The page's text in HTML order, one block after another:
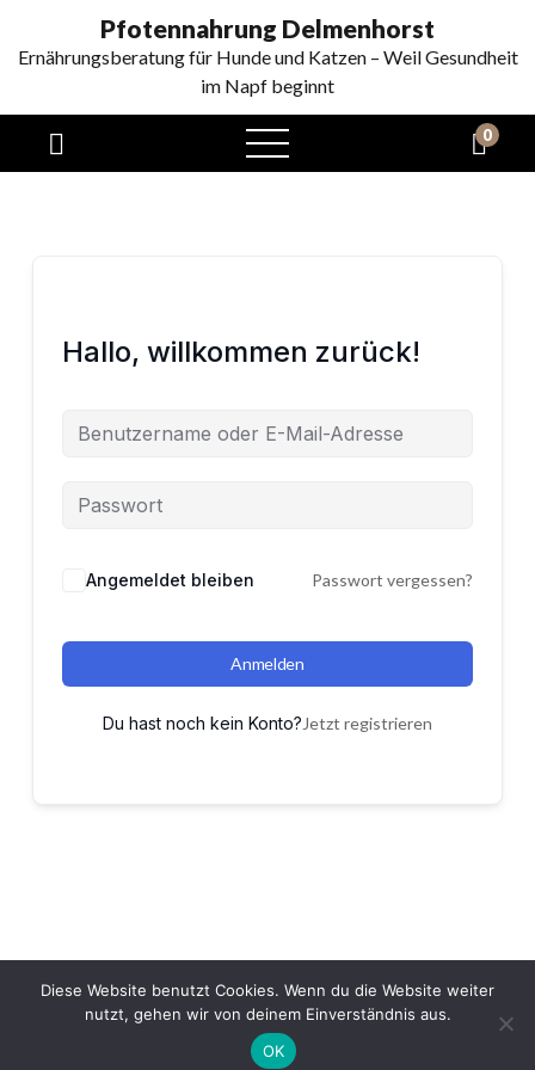
Pfotennahrung Delmenhorst
Ernährungsberatung für Hunde und Katzen – Weil Gesundheit
im Napf beginnt
0
Hallo, willkommen zurück!
Angemeldet bleiben Passwort vergessen?
Anmelden
Du hast noch kein Konto? Jetzt registrieren
Diese Website benutzt Cookies. Wenn du die Website weiter
nutzt, gehen wir von deinem Einverständnis aus.
OK